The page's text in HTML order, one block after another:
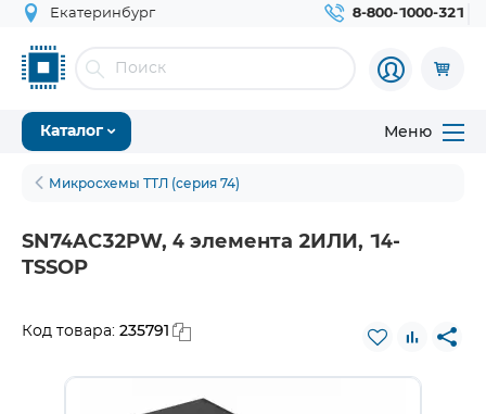
Екатеринбург 8-800-1000-321
Каталог Меню
Микросхемы ТТЛ (серия 74)
SN74AC32PW, 4 элемента 2ИЛИ, 14-
TSSOP
Код товара: 235791